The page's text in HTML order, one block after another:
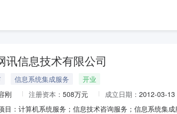
讯信息技术有限公司
信息系统集成服务
开业
刚 注册资本： 508万元 成立日期： 2012-03-13